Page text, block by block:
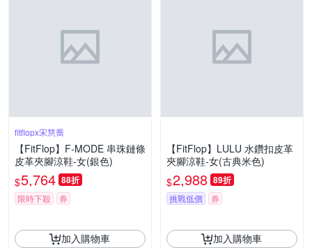
fitflopx宋慧喬
【FitFlop】F-MODE 串珠鏈條
皮革夾腳涼鞋-女(銀色)
$5,764 88折
限時下殺 券
加入購物車
【FitFlop】LULU 水鑽扣皮革
夾腳涼鞋-女(古典米色)
$2,988 89折
挑戰低價 券
加入購物車